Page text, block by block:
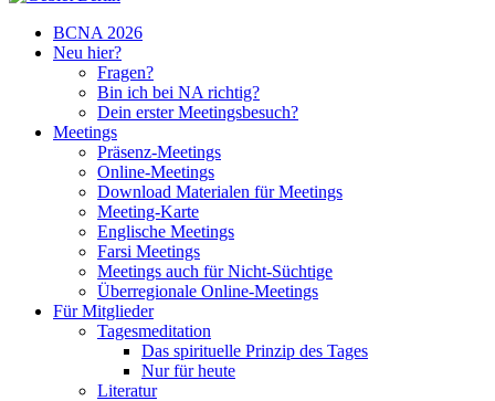
BCNA 2026
Neu hier?
Fragen?
Bin ich bei NA richtig?
Dein erster Meetingsbesuch?
Meetings
Präsenz-Meetings
Online-Meetings
Download Materialen für Meetings
Meeting-Karte
Englische Meetings
Farsi Meetings
Meetings auch für Nicht-Süchtige
Überregionale Online-Meetings
Für Mitglieder
Tagesmeditation
Das spirituelle Prinzip des Tages
Nur für heute
Literatur